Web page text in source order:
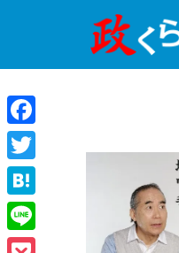
Facebook
Twitter
Hatena
Line